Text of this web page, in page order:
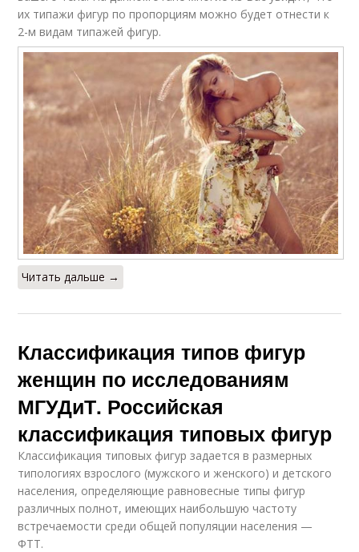
их типажи фигур по пропорциям можно будет отнести к
2-м видам типажей фигур.
Читать дальше →
Классификация типов фигур
женщин по исследованиям
МГУДиТ. Российская
классификация типовых фигур
Классификация типовых фигур задается в размерных
типологиях взрослого (мужского и женского) и детского
населения, определяющие равновесные типы фигур
различных полнот, имеющих наибольшую частоту
встречаемости среди общей популяции населения —
ФТТ.